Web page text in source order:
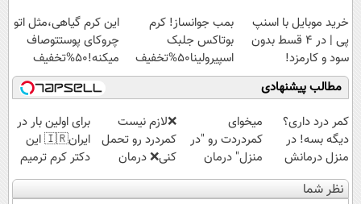
ویژه
خرید موبایل با اسنپ
پی | در ۴ قسط بدون
سود و کارمزد!
بمب جوانساز! کرم
بوتاکس جلبک
اسپیرولینا50%تخفیف
این کرم گیاهی،مثل اتو
چروکای پوستتوصاف
میکنه!50%تخفیف
مطالب پیشنهادی
کمر درد داری؟
دیگه بسه! در
منزل درمانش
کن
(◀پرسش‌نامه)
میخوای
کمردردت رو "در
منزل" درمان
کنی؟ (◂فیلم +
◂پرسش‌نامه)
❌لازم نیست
کمردرد رو تحمل
کنی❌ درمان
بدون جراحی و
قرص
برای اولین بار در
ایران🇮🇷 این
دکتر کرم ترمیم
کننده 23 روزه
ساخت!
نظر شما